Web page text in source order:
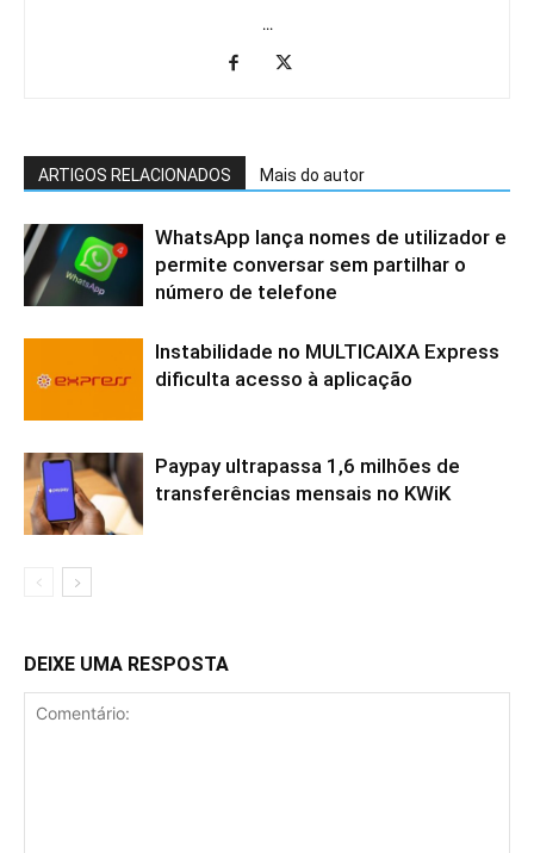
...
ARTIGOS RELACIONADOS Mais do autor
WhatsApp lança nomes de utilizador e
permite conversar sem partilhar o
número de telefone
Instabilidade no MULTICAIXA Express
dificulta acesso à aplicação
Paypay ultrapassa 1,6 milhões de
transferências mensais no KWiK
DEIXE UMA RESPOSTA